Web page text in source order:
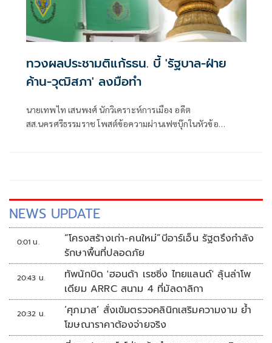
ทวงผลประชามติแก้รธน. บี้ 'รัฐบาล-ฝ่าย
ค้าน-วุฒิสภา' ลงมือทำ
นายเทพไท เสนพงศ์ นักวิเคราะห์การเมือง อดีต
สส.นครศรีธรรมราช โพสต์ข้อความผ่านเฟซบุ๊กในหัวข้อ
NEWS UPDATE
0:01 น.
“โครงสร้างเก่า-คนใหม่”บีอาร์เอ็น รัฐตรึงกำลัง
รักษาพื้นที่ปลอดภัย
20:43 น.
ทัพนักบิด 'ฮอนด้า เรซซิ่ง ไทยแลนด์' ลุ้นล่าโพ
เดียม ARRC สนาม 4 ที่มัลดาลิกา
20:32 น.
‘ศุภมาส’ สั่งเข้มตรวจคลินิกเสริมความงาม ย้ำ
โฆษณาราคาต้องจ่ายจริง